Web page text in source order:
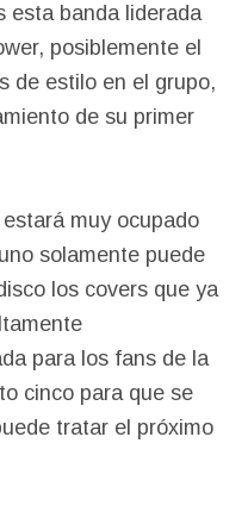
esta banda liderada
posiblemente el
de estilo en el grupo,
de su primer
muy ocupado
solamente puede
los covers que ya
para los fans de la
cinco para que se
tratar el próximo